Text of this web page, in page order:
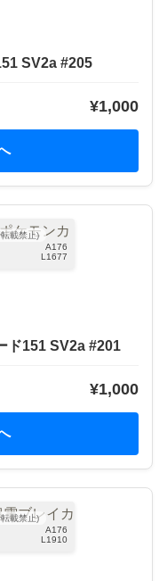
SV2a #205
¥1,000
A176
L1677
載禁止)
ド151 SV2a #201
¥1,000
A176
L1910
載禁止)